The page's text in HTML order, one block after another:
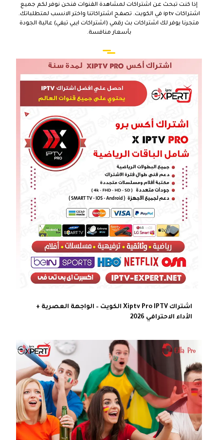
إذا كنت تبحث عن اشتراكات لمشاهدة القنوات فنحن نوفر لكم جميع
اشتراكات iptv في الكويت. تصفح اشتراكاتنا واختر الانسب لمتطلباتك.
متجرنا يوفر لك اشتراكات بث رقمي (اشتراكات ايبي تيفي) عالية الجودة
بأسعار منافسة.
اشتراك Xiptv Pro IPTV الكويت – الواجهة العصرية +
الأداء الاحترافي 2026